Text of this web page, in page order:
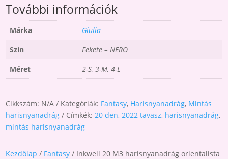
További információk
Márka
Giulia
Szín
Fekete – NERO
Méret
2-S, 3-M, 4-L
Cikkszám: N/A Kategóriák: Fantasy, Harisnyanadrág, Mintás
harisnyanadrág
Címkék: 20 den, 2022 tavasz, harisnyanadrág,
mintás harisnyanadrág
Kezdőlap / Fantasy / Inkwell 20 M3 harisnyanadrág orientalista